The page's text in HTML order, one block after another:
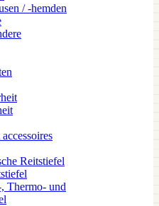
/ -hemden
Reitstiefel
Thermo- und